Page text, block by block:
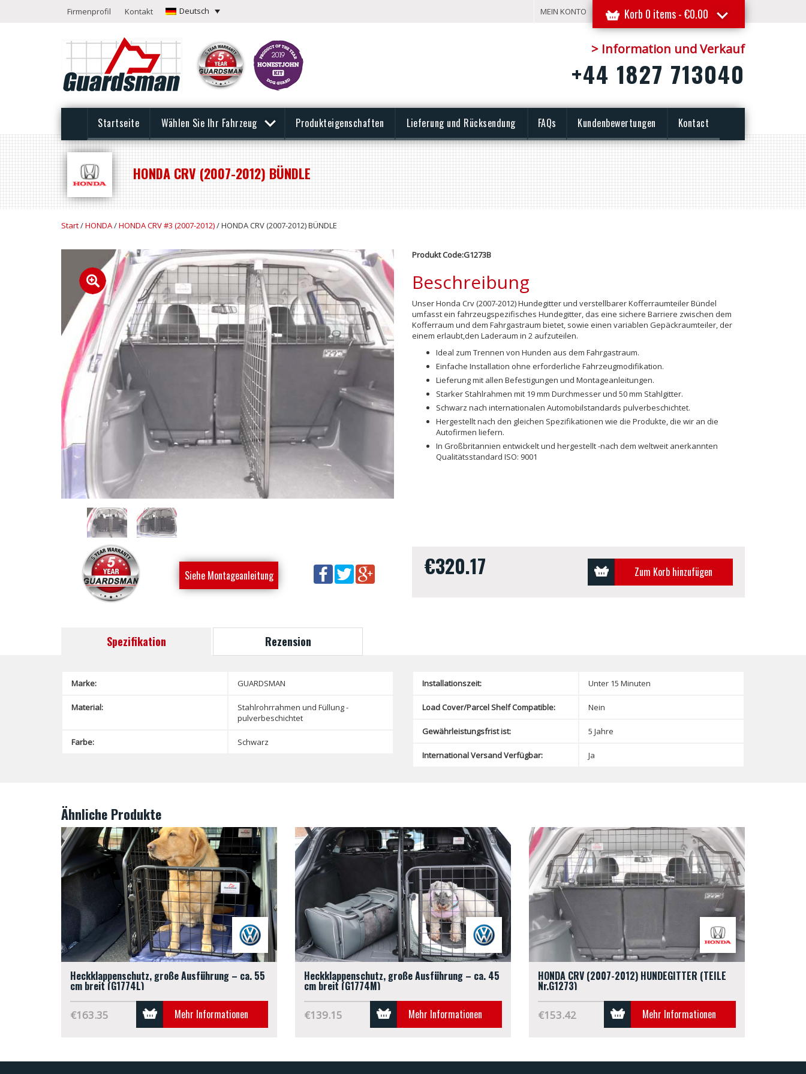
Firmenprofil Kontakt Deutsch Korb 0 items -€0.00
MEIN KONTO
> Information und Verkauf
+44 1827 713040
Startseite Wählen Sie Ihr Fahrzeug Produkteigenschaften Lieferung und Rücksendung FAQs Kundenbewertungen Kontact
HONDA CRV (2007-2012) BÜNDLE
Start/HONDA/HONDA CRV #3 (2007-2012)/ HONDA CRV (2007-2012) BÜNDLE
Produkt Code:G1273B
Beschreibung
Unser Honda Crv (2007-2012) Hundegitter und verstellbarer Kofferraumteiler Bündel
umfasst ein fahrzeugspezifisches Hundegitter, das eine sichere Barriere zwischen dem
Kofferraum und dem Fahrgastraum bietet, sowie einen variablen Gepäckraumteiler, der
einem erlaubt,den Laderaum in 2 aufzuteilen.
Ideal zum Trennen von Hunden aus dem Fahrgastraum.
Einfache Installation ohne erforderliche Fahrzeugmodifikation.
Lieferung mit allen Befestigungen und Montageanleitungen.
Starker Stahlrahmen mit 19 mm Durchmesser und 50 mm Stahlgitter.
Schwarz nach internationalen Automobilstandards pulverbeschichtet.
Hergestellt nach den gleichen Spezifikationen wie die Produkte, die wir an die
Autofirmen liefern.
In Großbritannien entwickelt und hergestellt -nach dem weltweit anerkannten
Qualitätsstandard ISO: 9001
Siehe Montageanleitung €320.17 Zum Korb hinzufügen
Spezifikation Rezension
Marke: GUARDSMAN
Material:
Stahlrohrrahmen und Füllung -
pulverbeschichtet
Farbe: Schwarz
Installationszeit: Unter 15 Minuten
Load Cover/Parcel Shelf Compatible: Nein
Gewährleistungsfrist ist: 5 Jahre
International Versand Verfügbar: Ja
Ähnliche Produkte
Heckklappenschutz, große Ausführung – ca. 55
cm breit (G1774L)
€163.35 Mehr Informationen
Heckklappenschutz, große Ausführung – ca. 45
cm breit (G1774M)
€139.15 Mehr Informationen
HONDA CRV (2007-2012) HUNDEGITTER (TEILE
Nr.G1273)
€153.42 Mehr Informationen